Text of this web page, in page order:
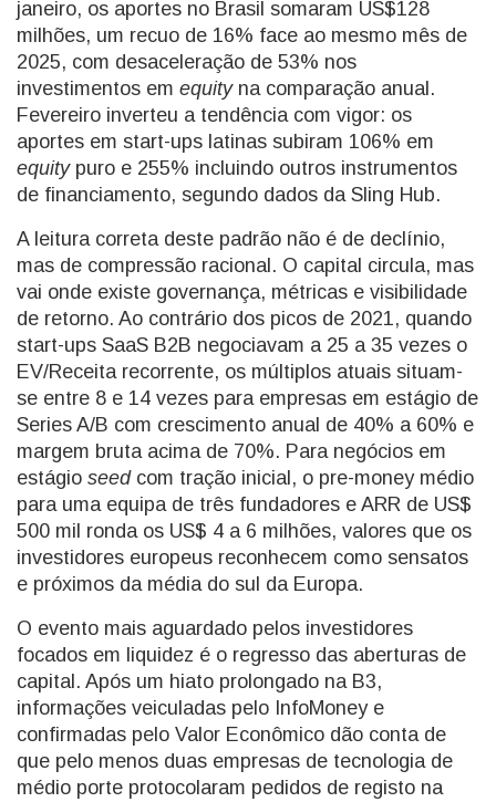
janeiro, os aportes no Brasil somaram US$128
milhões, um recuo de 16% face ao mesmo mês de
2025, com desaceleração de 53% nos
investimentos em equityna comparação anual.
Fevereiro inverteu a tendência com vigor: os
aportes em start-ups latinas subiram 106% em
equitypuro e 255% incluindo outros instrumentos
de financiamento, segundo dados da Sling Hub.
A leitura correta deste padrão não é de declínio,
mas de compressão racional. O capital circula, mas
vai onde existe governança, métricas e visibilidade
de retorno. Ao contrário dos picos de 2021, quando
start-ups SaaS B2B negociavam a 25 a 35 vezes o
EV/Receita recorrente, os múltiplos atuais situam-
se entre 8 e 14 vezes para empresas em estágio de
Series A/B com crescimento anual de 40% a 60% e
margem bruta acima de 70%. Para negócios em
estágio seedcom tração inicial, o pre-money médio
para uma equipa de três fundadores e ARR de US$
500 mil ronda os US$ 4 a 6 milhões, valores que os
investidores europeus reconhecem como sensatos
e próximos da média do sul da Europa.
O evento mais aguardado pelos investidores
focados em liquidez é o regresso das aberturas de
capital. Após um hiato prolongado na B3,
informações veiculadas pelo InfoMoney e
confirmadas pelo Valor Econômico dão conta de
que pelo menos duas empresas de tecnologia de
médio porte protocolaram pedidos de registo na